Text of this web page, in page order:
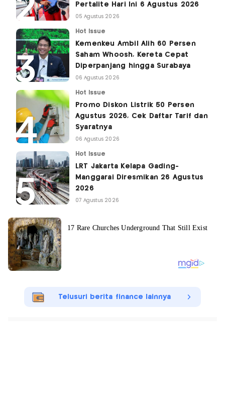
Pertalite Hari Ini 6 Agustus 2026
05 Agustus 2026
Hot Issue
Kemenkeu Ambil Alih 60 Persen
Saham Whoosh, Kereta Cepat
Diperpanjang hingga Surabaya
06 Agustus 2026
Hot Issue
Promo Diskon Listrik 50 Persen
Agustus 2026, Cek Daftar Tarif dan
Syaratnya
06 Agustus 2026
Hot Issue
LRT Jakarta Kelapa Gading-
Manggarai Diresmikan 26 Agustus
2026
07 Agustus 2026
Telusuri berita finance lainnya